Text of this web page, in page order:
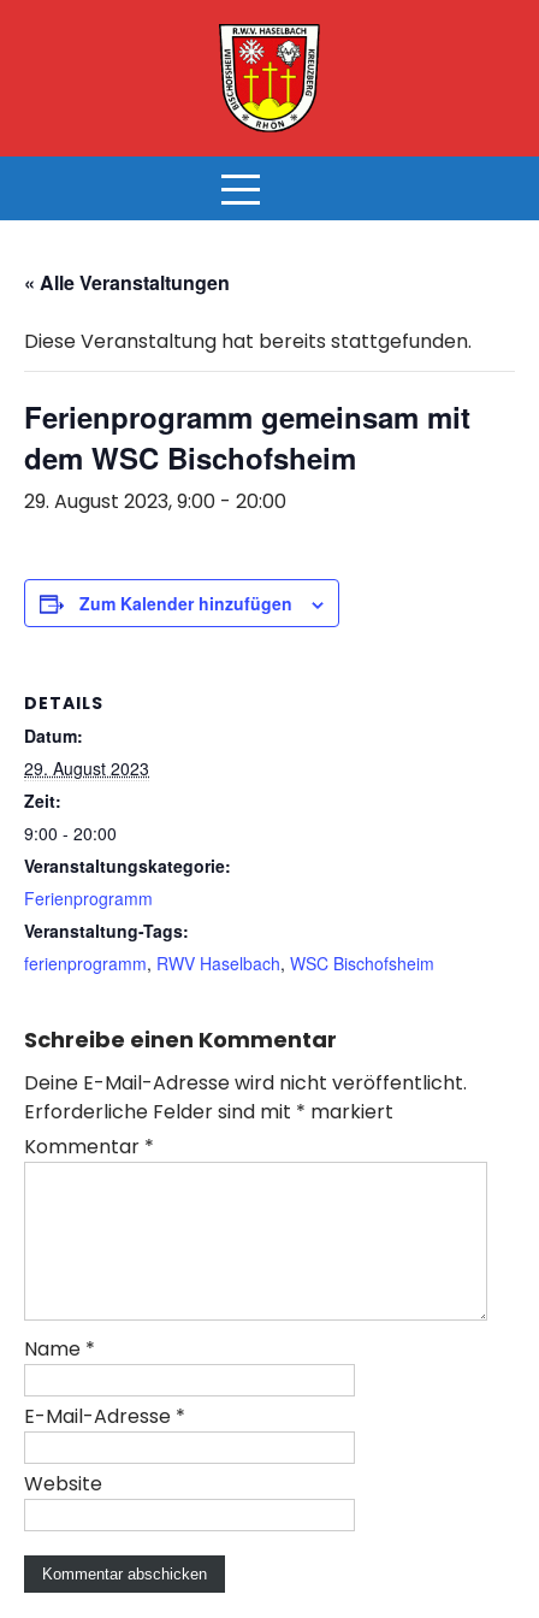
« Alle Veranstaltungen
Diese Veranstaltung hat bereits stattgefunden.
Ferienprogramm gemeinsam mit
dem WSC Bischofsheim
29. August 2023, 9:00 - 20:00
Zum Kalender hinzufügen
DETAILS
Datum:
29. August 2023
Zeit:
9:00 - 20:00
Veranstaltungskategorie:
Ferienprogramm
Veranstaltung-Tags:
ferienprogramm, RWV Haselbach, WSC Bischofsheim
Schreibe einen Kommentar
Deine E-Mail-Adresse wird nicht veröffentlicht.
Erforderliche Felder sind mit * markiert
Kommentar *
Name *
E-Mail-Adresse *
Website